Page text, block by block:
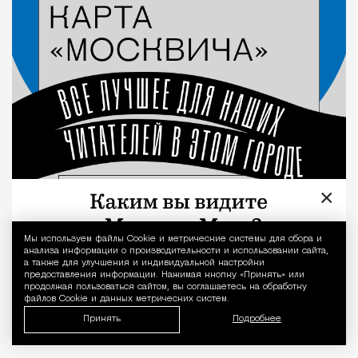
Уведомление
Мы используем файлы Сookie и метрические системы для сбора и
анализа информации о производительности и использовании сайта,
а также для улучшения и индивидуальной настройки
предоставления информации. Нажимая кнопку «Принять» или
продолжая пользоваться сайтом, вы соглашаетесь на обработку
файлов Cookie и данных метрических систем.
Принять Подробнее
×